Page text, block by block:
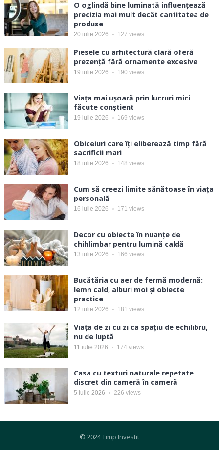
O oglindă bine luminată influențează
precizia mai mult decât cantitatea de
produse
20 iulie 2026 127 views
Piesele cu arhitectură clară oferă
prezență fără ornamente excesive
19 iulie 2026 190 views
Viața mai ușoară prin lucruri mici
făcute conștient
19 iulie 2026 169 views
Obiceiuri care îți eliberează timp fără
sacrificii mari
18 iulie 2026 148 views
Cum să creezi limite sănătoase în viața
personală
16 iulie 2026 171 views
Decor cu obiecte în nuanțe de
chihlimbar pentru lumină caldă
13 iulie 2026 166 views
Bucătăria cu aer de fermă modernă:
lemn cald, alburi moi și obiecte
practice
12 iulie 2026 181 views
Viața de zi cu zi ca spațiu de echilibru,
nu de luptă
11 iulie 2026 174 views
Casa cu texturi naturale repetate
discret din cameră în cameră
5 iulie 2026 226 views
© 2024Timp Investit